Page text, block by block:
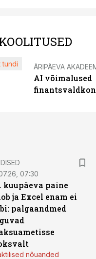
tundi ÄRIPÄEVA
AI võimalused
07:30
kuupäeva paine
ja Excel enam ei
palgaandmed
nõuanded